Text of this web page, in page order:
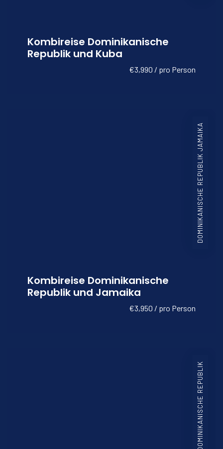
Kombireise Dominikanische
Republik und Kuba
€3,990 / pro Person
DOMINIKANISCHE REPUBLIK JAMAIKA
Kombireise Dominikanische
Republik und Jamaika
€3,950 / pro Person
DOMINIKANISCHE REPUBLIK